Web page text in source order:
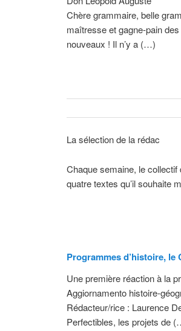
Chère grammaire, belle
maîtresse et gagne-pain
nouveaux ! Il n’y a (…)
La sélection de la rédac
Chaque semaine, le
quatre textes qu’il souhaite
Programmes d’histoire, le
Une première réaction à la
Aggiornamento histoire-
Rédacteur/rice : Laurence
Perfectibles, les projets de